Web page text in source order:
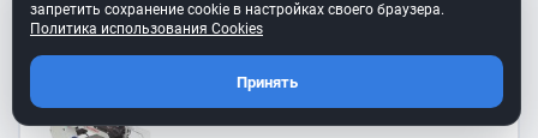
В корзину
Станок лобзиковый BELMASH SS-
530VSP
запретить сохранение cookie в настройках своего браузера.
Политика использования Cookies
Принять